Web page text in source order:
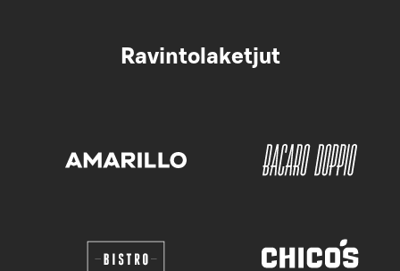
Ravintolaketjut